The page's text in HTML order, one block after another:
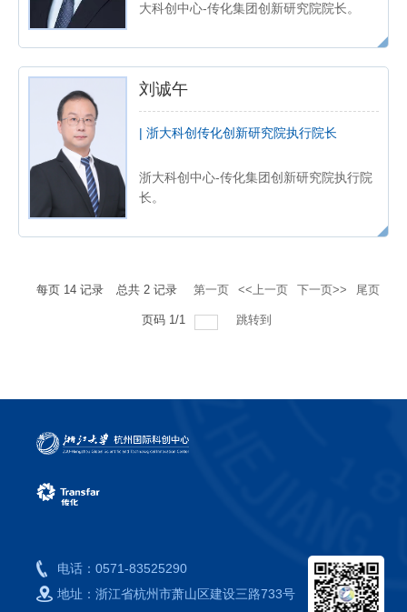
大科创中心-传化集团创新研究院院长。
刘诚午
| 浙大科创传化创新研究院执行院长
浙大科创中心-传化集团创新研究院执行院
长。
每页 14 记录 总共 2 记录 第一页 <<上一页 下一页>> 尾页
页码 1/1 跳转到
电话：0571-83525290
地址：浙江省杭州市萧山区建设三路733号